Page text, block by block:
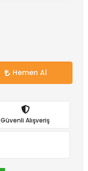
Hemen Al
Güvenli Alışveriş